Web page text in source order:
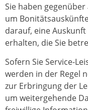
Sie haben
um
darauf, eine
erhalten, die Sie
Sofern Sie Service-
werden in der Regel
zur Erbringung der
um weitergehende